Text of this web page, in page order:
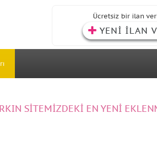
Ücretsiz bir ilan
YENİ İLAN
SİTEMİZDEKİ EN YENİ